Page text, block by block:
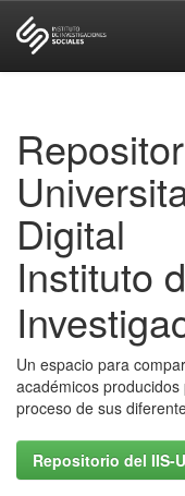
Digital
Instituto
Un espacio para
académicos
proceso de sus
Repositorio del IIS-